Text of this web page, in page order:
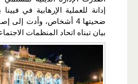
إدانة للعملية الإرهابية في
بيان تبناه اتحاد المنظمات